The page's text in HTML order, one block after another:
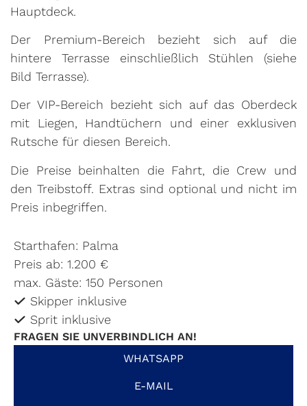
Hauptdeck.
Der Premium-Bereich bezieht sich auf die
hintere Terrasse einschließlich Stühlen (siehe
Bild Terrasse).
Der VIP-Bereich bezieht sich auf das Oberdeck
mit Liegen, Handtüchern und einer exklusiven
Rutsche für diesen Bereich.
Die Preise beinhalten die Fahrt, die Crew und
den Treibstoff. Extras sind optional und nicht im
Preis inbegriffen.
Starthafen: Palma
Preis ab: 1.200 €
max. Gäste: 150 Personen
Skipper inklusive
Sprit inklusive
FRAGEN SIE UNVERBINDLICH AN!
WHATSAPP
E-MAIL